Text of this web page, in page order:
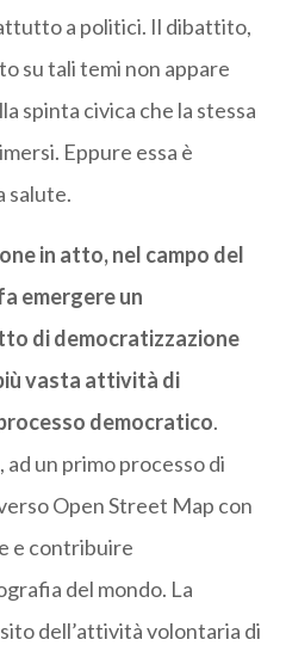
a politici. Il dibattito,
su tali temi non appare
spinta civica che la stessa
Eppure essa è
salute.
in atto, nel campo del
emergere un
di democratizzazione
vasta attività di
democratico.
un primo processo di
Open Street Map con
e contribuire
del mondo. La
dell’attività volontaria di